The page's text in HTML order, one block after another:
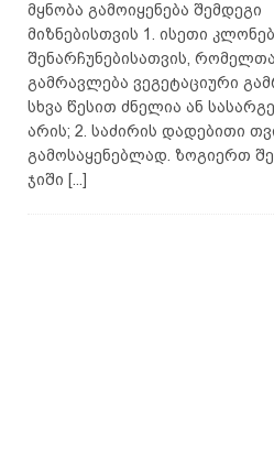
მყნობა გამოიყენება შემდეგი
მიზნებისთვის 1. ისეთი
შენარჩუნებისათვის, რომელთა
გამრავლება ვეგეტაციური
სხვა წესით ძნელია ან
არის; 2. საძირის დადებითი
გამოსაყენებლად. ზოგიერთ
ჯიში [...]